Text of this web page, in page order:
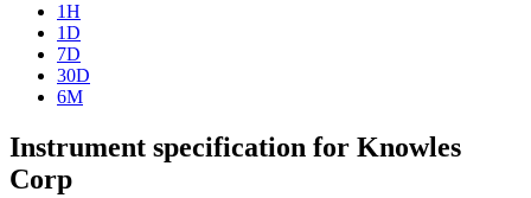
1H
1D
7D
30D
6M
Instrument specification for Knowles
Corp